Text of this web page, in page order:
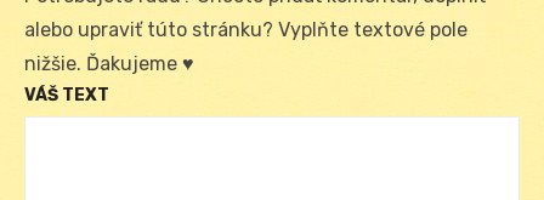
alebo upraviť túto stránku? Vyplňte textové pole
nižšie. Ďakujeme ♥
VÁŠ TEXT